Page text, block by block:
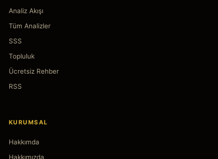
Analiz Akışı
Tüm Analizler
SSS
Topluluk
Ücretsiz Rehber
RSS
KURUMSAL
Hakkımda
Hakkımızda